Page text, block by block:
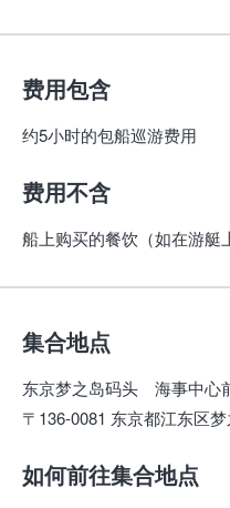
费用包含
约5小时的包船巡游费用
费用不含
船上购买的餐饮（如在游艇
集合地点
东京梦之岛码头 海事中心
〒136-0081 东京都江东区
如何前往集合地点